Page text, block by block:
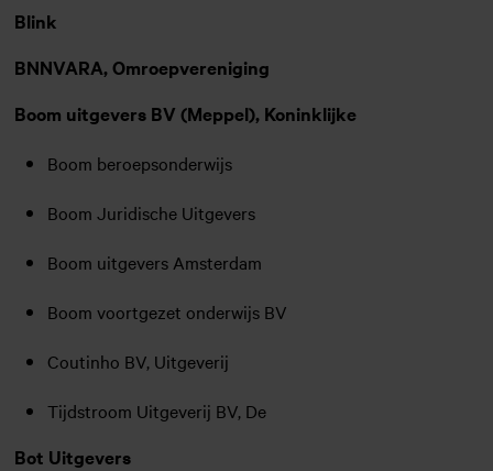
Blink
BNNVARA, Omroepvereniging
Boom uitgevers BV (Meppel), Koninklijke
Boom beroepsonderwijs
Boom Juridische Uitgevers
Boom uitgevers Amsterdam
Boom voortgezet onderwijs BV
Coutinho BV, Uitgeverij
Tijdstroom Uitgeverij BV, De
Bot Uitgevers